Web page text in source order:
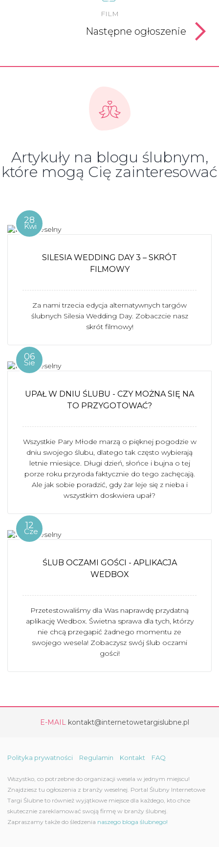
FILM
Następne ogłoszenie
Artykuły na blogu ślubnym,
które mogą Cię zainteresować
28
Kwi
SILESIA WEDDING DAY 3 – SKRÓT
FILMOWY
Za nami trzecia edycja alternatywnych targów
ślubnych Silesia Wedding Day. Zobaczcie nasz
skrót filmowy!
06
Sie
UPAŁ W DNIU ŚLUBU - CZY MOŻNA SIĘ NA
TO PRZYGOTOWAĆ?
Wszystkie Pary Młode marzą o pięknej pogodzie w
dniu swojego ślubu, dlatego tak często wybierają
letnie miesiące. Długi dzień, słońce i bujna o tej
porze roku przyroda faktycznie do tego zachęcają.
Ale jak sobie poradzić, gdy żar leje się z nieba i
wszystkim doskwiera upał?
12
Cze
ŚLUB OCZAMI GOŚCI - APLIKACJA
WEDBOX
Przetestowaliśmy dla Was naprawdę przydatną
aplikację Wedbox. Świetna sprawa dla tych, którzy
nie chcą przegapić żadnego momentu ze
swojego wesela! Zobaczysz swój ślub oczami
gości!
E-MAIL kontakt@internetowetargislubne.pl
Polityka prywatności Regulamin Kontakt FAQ
Wszystko, co potrzebne do organizacji wesela w jednym miejscu!
Znajdziesz tu ogłoszenia z branży weselnej. Portal Ślubny Internetowe
Targi Ślubne to również wyjątkowe miejsce dla każdego, kto chce
skutecznie zareklamować swoją firmę w branży ślubnej.
Zapraszamy także do śledzenia naszego bloga ślubnego!